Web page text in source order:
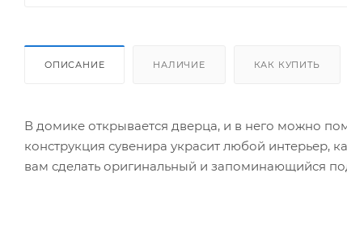
ОПИСАНИЕ НАЛИЧИЕ КАК КУПИТЬ
В домике открывается дверца, и в него можно
конструкция сувенира украсит любой интерьер,
вам сделать оригинальный и запоминающийся